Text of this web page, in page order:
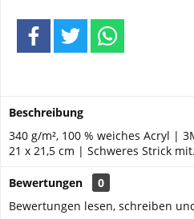
Beschreibung
340 g/m², 100 % weiches Acryl |
21 x 21,5 cm | Schweres Strick
Bewertungen
0
Bewertungen lesen, schreiben